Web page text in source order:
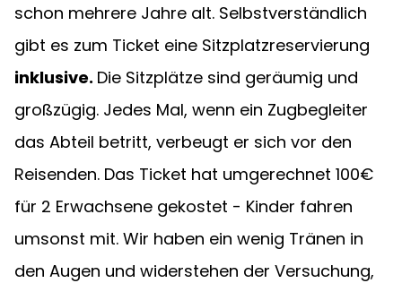
schon mehrere Jahre alt. Selbstverständlich
gibt es zum Ticket eine Sitzplatzreservierung
inklusive. Die Sitzplätze sind geräumig und
großzügig. Jedes Mal, wenn ein Zugbegleiter
das Abteil betritt, verbeugt er sich vor den
Reisenden. Das Ticket hat umgerechnet 100€
für 2 Erwachsene gekostet - Kinder fahren
umsonst mit. Wir haben ein wenig Tränen in
den Augen und widerstehen der Versuchung,